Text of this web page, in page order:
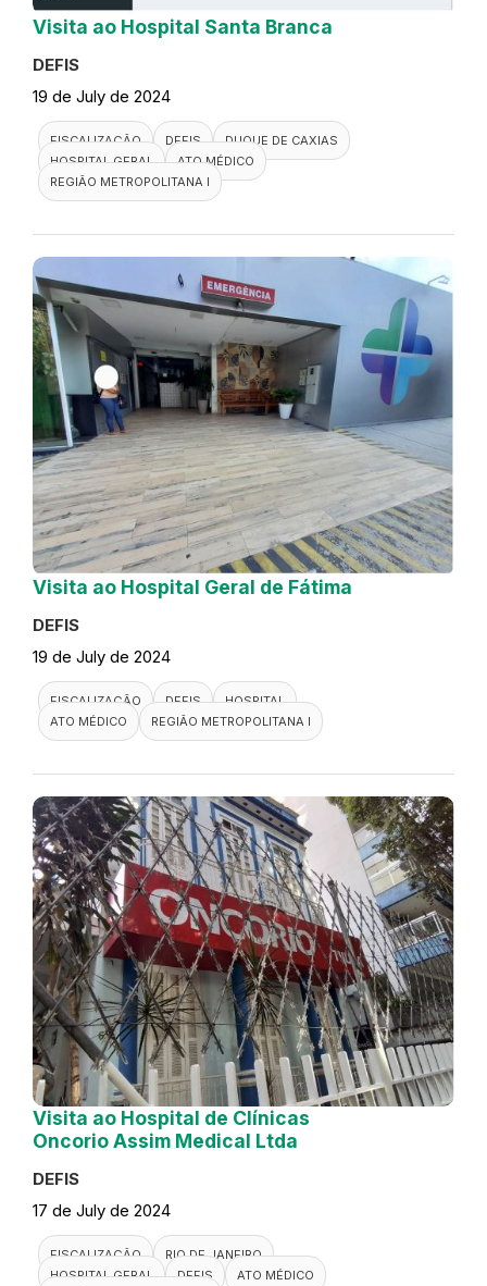
Visita ao Hospital Santa Branca
DEFIS
19 de July de 2024
FISCALIZAÇÃO DEFIS
DUQUE DE CAXIAS
HOSPITAL GERAL
ATO MÉDICO
REGIÃO METROPOLITANA I
Visita ao Hospital Geral de Fátima
DEFIS
19 de July de 2024
FISCALIZAÇÃO DEFIS
HOSPITAL
ATO MÉDICO
REGIÃO METROPOLITANA I
Visita ao Hospital de Clínicas
Oncorio Assim Medical Ltda
DEFIS
17 de July de 2024
FISCALIZAÇÃO
RIO DE JANEIRO
HOSPITAL GERAL
DEFIS
ATO MÉDICO